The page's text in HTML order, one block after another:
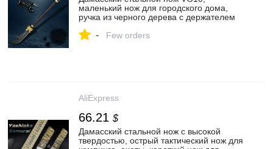
маленький нож для городского дома,
ручка из черного дерева с держателем
для повседневного использования
- Few orders
AliExpress
66.21 $
Дамасский стальной нож с высокой
твердостью, острый тактический нож для